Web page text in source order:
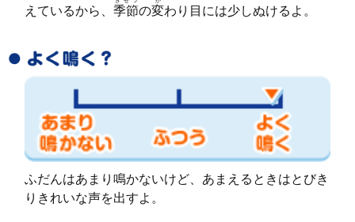
えているから、季節の変わり目には少しぬけるよ。
ふだんはあまり鳴かないけど、あまえるときはとびき
りきれいな声を出すよ。